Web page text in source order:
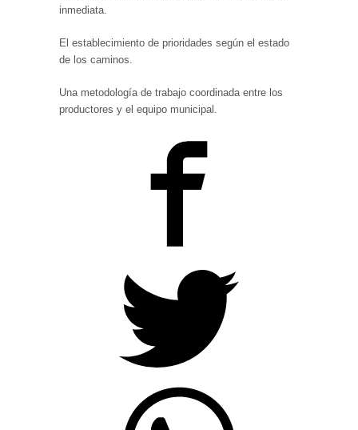
inmediata.
El establecimiento de prioridades según el estado
de los caminos.
Una metodología de trabajo coordinada entre los
productores y el equipo municipal.